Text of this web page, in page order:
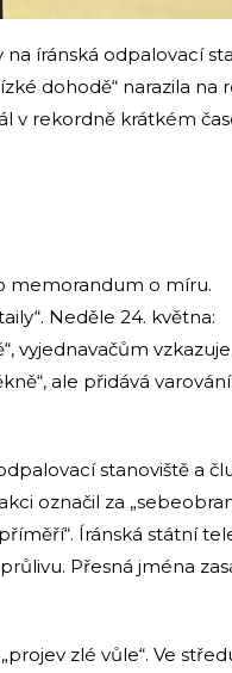
íránská odpalovací
dohodě“ narazila na
v rekordně krátkém
memorandum o míru.
Neděle 24. května:
vyjednavačům
ale přidává
stanoviště a
označil za
Íránská státní
Přesná jména
zlé vůle“. Ve